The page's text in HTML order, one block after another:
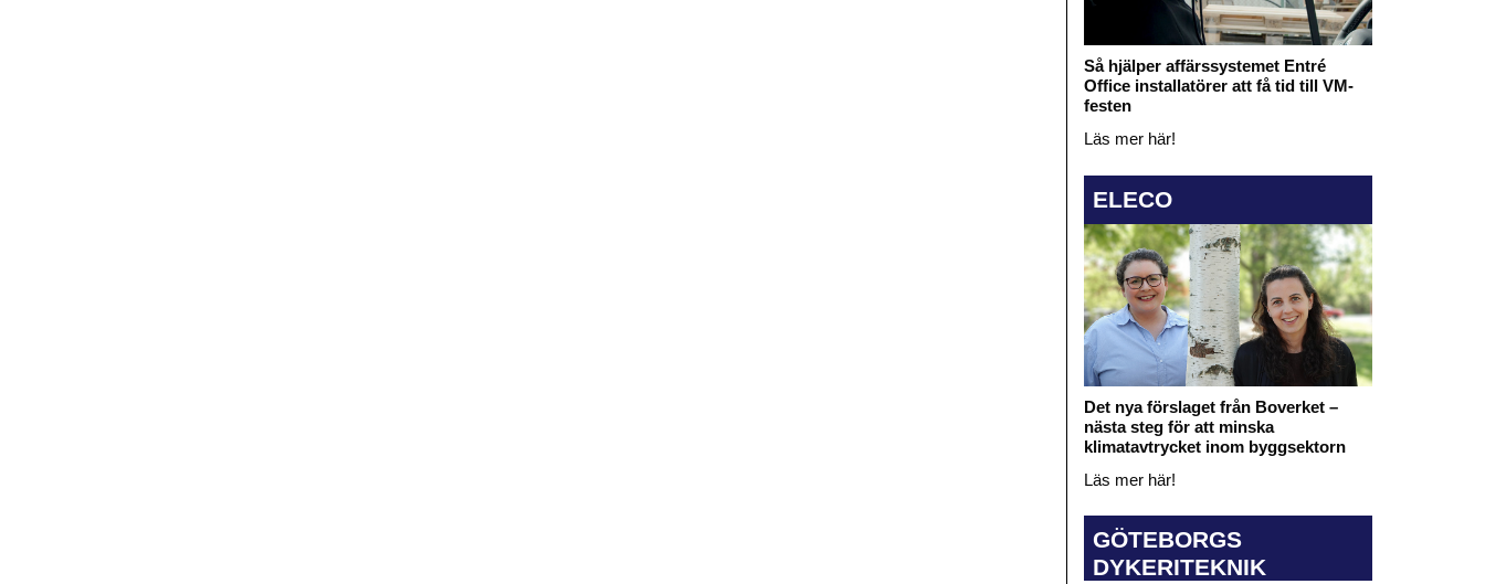
Så hjälper affärssystemet Entré
Office installatörer att få tid till VM-
festen
Läs mer här!
ELECO
Det nya förslaget från Boverket –
nästa steg för att minska
klimatavtrycket inom byggsektorn
Läs mer här!
GÖTEBORGS
DYKERITEKNIK